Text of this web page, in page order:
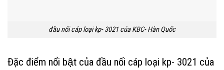
đầu nối cáp loại kp- 3021 của KBC- Hàn Quốc
Đặc điểm nổi bật của đầu nối cáp loại kp- 3021 của